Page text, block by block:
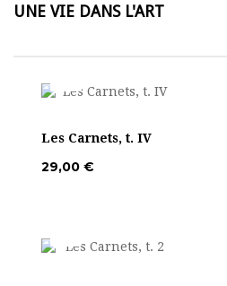
UNE VIE DANS L'ART
Les Carnets, t. IV
29,00 €